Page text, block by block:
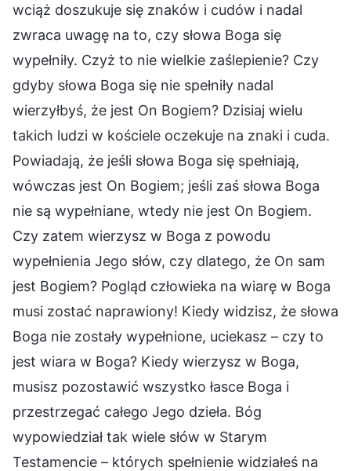
wciąż doszukuje się znaków i cudów i nadal
zwraca uwagę na to, czy słowa Boga się
wypełniły. Czyż to nie wielkie zaślepienie? Czy
gdyby słowa Boga się nie spełniły nadal
wierzyłbyś, że jest On Bogiem? Dzisiaj wielu
takich ludzi w kościele oczekuje na znaki i cuda.
Powiadają, że jeśli słowa Boga się spełniają,
wówczas jest On Bogiem; jeśli zaś słowa Boga
nie są wypełniane, wtedy nie jest On Bogiem.
Czy zatem wierzysz w Boga z powodu
wypełnienia Jego słów, czy dlatego, że On sam
jest Bogiem? Pogląd człowieka na wiarę w Boga
musi zostać naprawiony! Kiedy widzisz, że słowa
Boga nie zostały wypełnione, uciekasz – czy to
jest wiara w Boga? Kiedy wierzysz w Boga,
musisz pozostawić wszystko łasce Boga i
przestrzegać całego Jego dzieła. Bóg
wypowiedział tak wiele słów w Starym
Testamencie – których spełnienie widziałeś na